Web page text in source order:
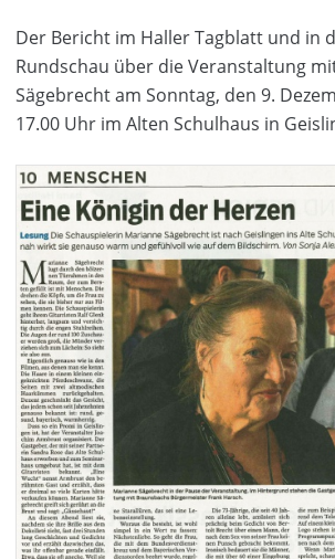
Der Bericht im Haller Tagblatt und in
Rundschau über die Veranstaltung
Sägebrecht am Sonntag, den 9.
17.00 Uhr im Alten Schulhaus in